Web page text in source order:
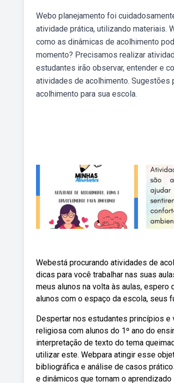
Webo planejamento foi
atividade prática, utilizando materiais.
como as dinâmicas de acolhimento
momento? Precisamos realizar
estudantes irão observar, entender e
atividades de acolhimento. Sugestões
acolhimento para sua escola.
Webestá procurando atividades de
dicas para você trabalhar nas suas
meus alunos na volta às aulas,
alunos com o espaço da escola, seus
Despertar nos estudantes princípios e
religiosa com alunos do 1º ano do
interpretação de texto do tema
utilizar este. Webpara atingir esse
bibliográfica e análise de casos
e dinâmicos que tornam o